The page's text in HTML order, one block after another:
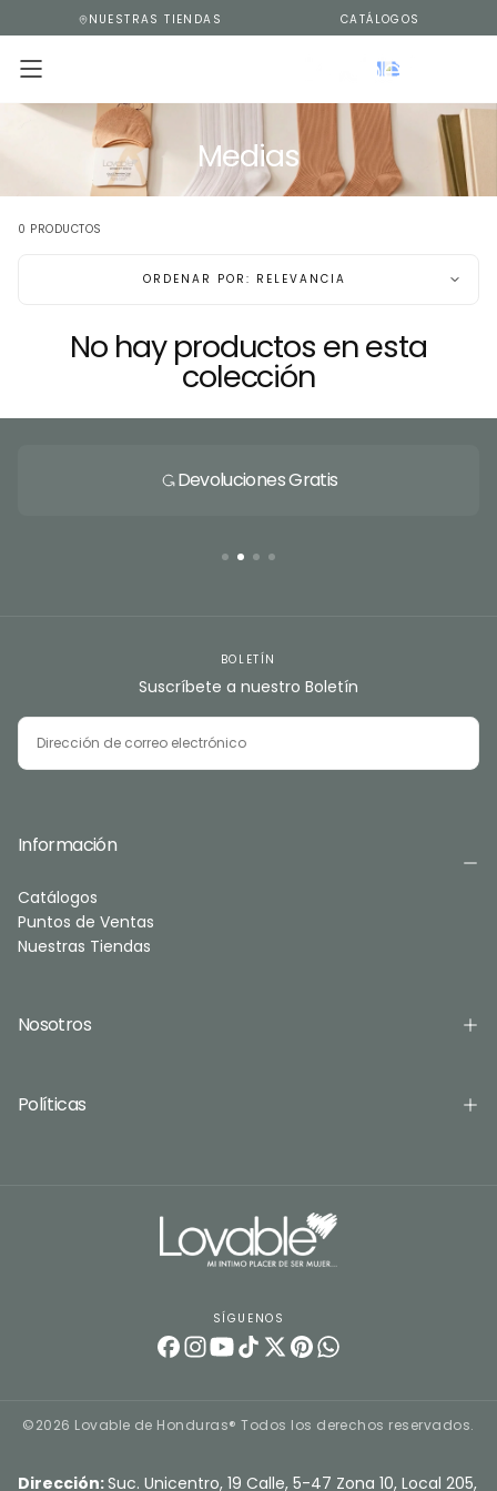
AL
NUESTRAS TIENDAS CATÁLOGOS
Medias
0 PRODUCTOS
ORDENAR POR: RELEVANCIA
No hay productos en esta
colección
Devoluciones Gratis
BOLETÍN
Suscríbete a nuestro Boletín
CORREO
ELECTRÓNICO
Información
Catálogos
Puntos de Ventas
Nuestras Tiendas
Nosotros
Políticas
SÍGUENOS
©2026 Lovable de Honduras® Todos los derechos reservados.
Dirección:Suc. Unicentro, 19 Calle, 5-47 Zona 10, Local 205,